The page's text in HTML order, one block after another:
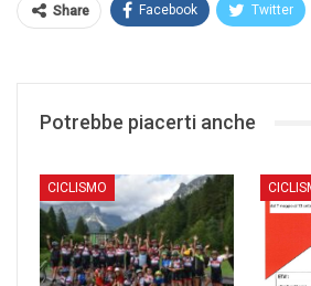
Share Facebook Twitter
Potrebbe piacerti anche
CICLISMO